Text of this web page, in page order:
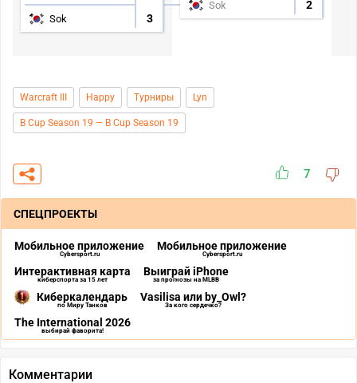
Sok 3
Sok 2
Warcraft III Happy Турниры Lyn
B Cup Season 19 — B Cup Season 19
7
СПЕЦПРОЕКТЫ
Мобильное приложение
Cybersport.ru
Мобильное приложение
Cybersport.ru
Интерактивная карта
киберспорта за 15 лет
Выиграй iPhone
за прогнозы на MLBB
Киберкалендарь
по Миру Танков
Vasilisa или by_Owl?
За кого сердечко?
The International 2026
выбирай фаворита!
Комментарии